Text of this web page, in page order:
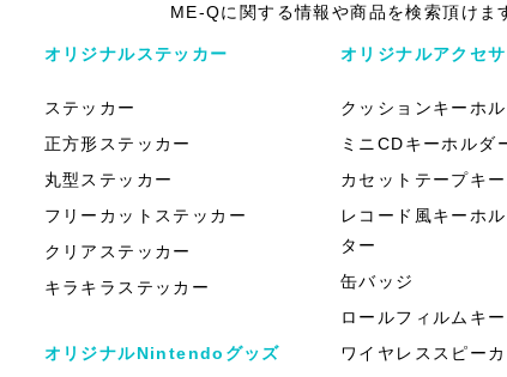
ME-Qに関する情報や商品を検索頂けま
オリジナルステッカー
ステッカー
正方形ステッカー
丸型ステッカー
フリーカットステッカー
クリアステッカー
キラキラステッカー
オリジナルNintendoグッズ
オリジナルアクセ
クッションキーホ
ミニCDキーホルダ
カセットテープキ
レコード風キーホ
ター
缶バッジ
ロールフィルムキ
ワイヤレススピー